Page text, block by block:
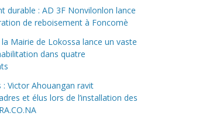
durable : AD 3F Nonvilonlon lance
de reboisement à Foncomè
Mairie de Lokossa lance un vaste
dans quatre
: Victor Ahouangan ravit
et élus lors de l’installation des